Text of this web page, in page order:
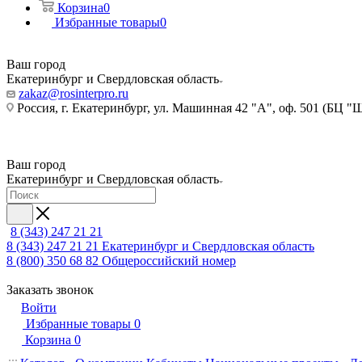
Корзина0
Избранные товары0
Ваш город
Екатеринбург и Свердловская область
zakaz@rosinterpro.ru
Россия, г. Екатеринбург, ул. Машинная 42 "А", оф. 501 (БЦ
Ваш город
Екатеринбург и Свердловская область
8 (343) 247 21 21
8 (343) 247 21 21 Екатеринбург и Свердловская область
8 (800) 350 68 82 Общероссийский номер
Заказать звонок
Войти
Избранные товары 0
Корзина 0